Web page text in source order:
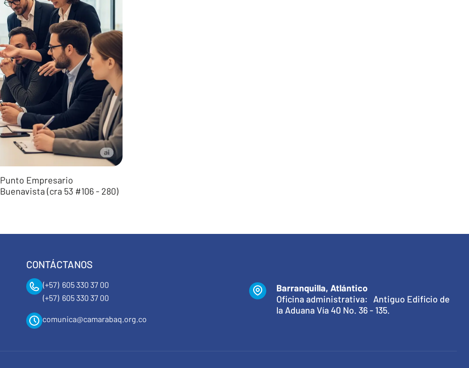
Punto Empresario
Buenavista (cra 53 #106 - 280)
CONTÁCTANOS
(+57) 605 330 37 00
(+57) 605 330 37 00
comunica@camarabaq.org.co
Barranquilla, Atlántico
Oficina administrativa: Antiguo Edificio de
la Aduana Vía 40 No. 36 - 135.